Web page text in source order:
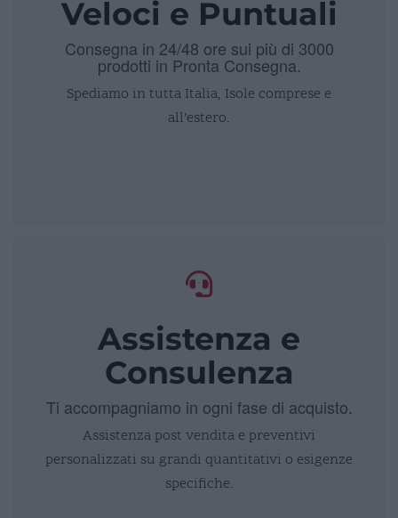
Veloci e Puntuali
Consegna in 24/48 ore sui più di 3000
prodotti in Pronta Consegna.
Spediamo in tutta Italia, Isole comprese e
all’estero.
Assistenza e
Consulenza
Ti accompagniamo in ogni fase di acquisto.
Assistenza post vendita e preventivi
personalizzati su grandi quantitativi o esigenze
specifiche.